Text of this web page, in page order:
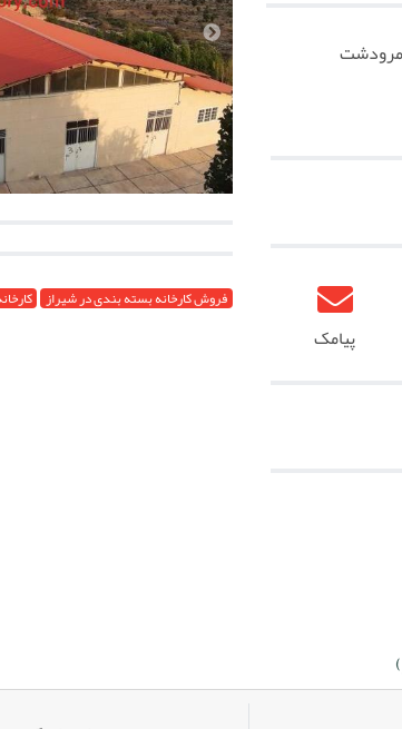
مرودشت
پیامک
فروش کارخانه بسته بندی در شیراز